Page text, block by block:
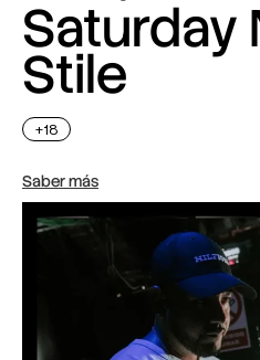
Saturday
Stile
+18
Saber más